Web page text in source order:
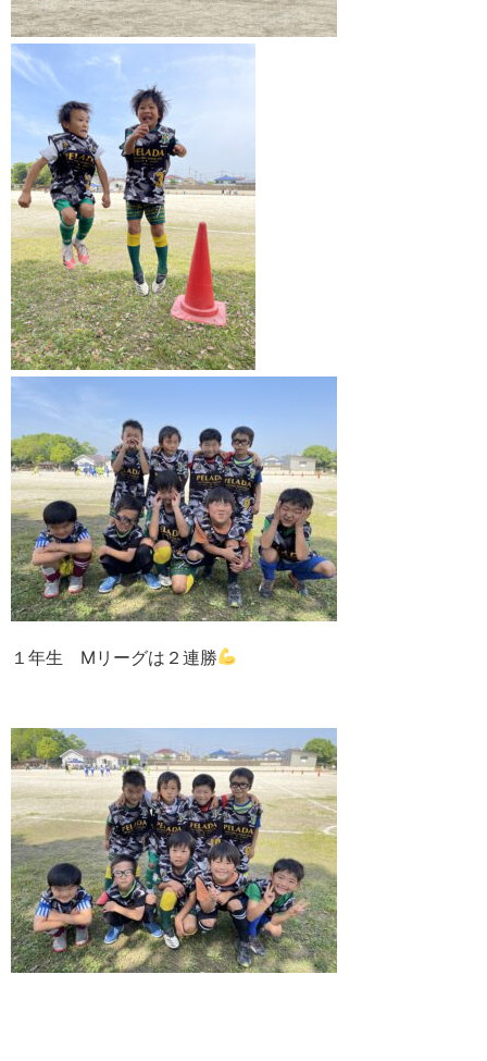
１年生 Mリーグは２連勝